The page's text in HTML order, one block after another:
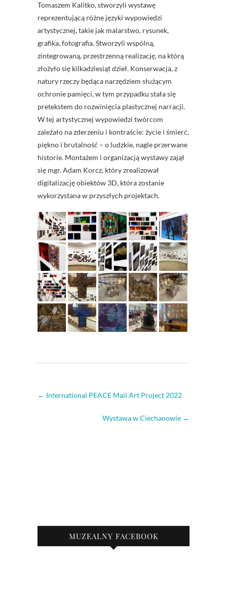
Tomaszem Kalitko, stworzyli wystawę
reprezentującą różne języki wypowiedzi
artystycznej, takie jak malarstwo, rysunek,
grafika, fotografia. Stworzyli wspólną,
zintegrowaną, przestrzenną realizację, na którą
złożyło się kilkadziesiąt dzieł. Konserwacja, z
natury rzeczy będąca narzędziem służącym
ochronie pamięci, w tym przypadku stała się
pretekstem do rozwinięcia plastycznej narracji.
W tej artystycznej wypowiedzi twórcom
zależało na zderzeniu i kontraście: życie i śmierć,
piękno i brutalność – o ludzkie, nagle przerwane
historie. Montażem i organizacją wystawy zajął
się mgr. Adam Korcz, który zrealizował
digitalizację obiektów 3D, która zostanie
wykorzystana w przyszłych projektach.
← International PEACE Mail Art Project 2022
Wystawa w Ciechanowie →
MUZEALNY FACEBOOK